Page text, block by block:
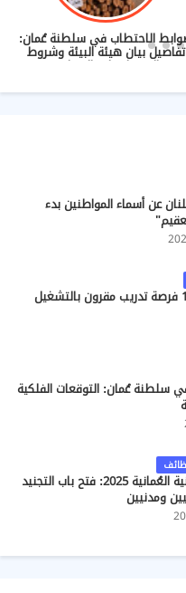
الاحتطاب في سلطنة عُمان:
تفاصيل بيان هيئة البيئة وشروط
الحصول على التصاريح
عن أسماء المواطنين بدء
وظائف منقذ سباحة: 14 فرصة تدريب مقرون بالتشغيل
عيد الفطر 2026 في سلطنة عُمان: التوقعات الفلكية
وظائف البحرية السُلطانية العُمانية 2025: فتح باب التجنيد
ومدنيين